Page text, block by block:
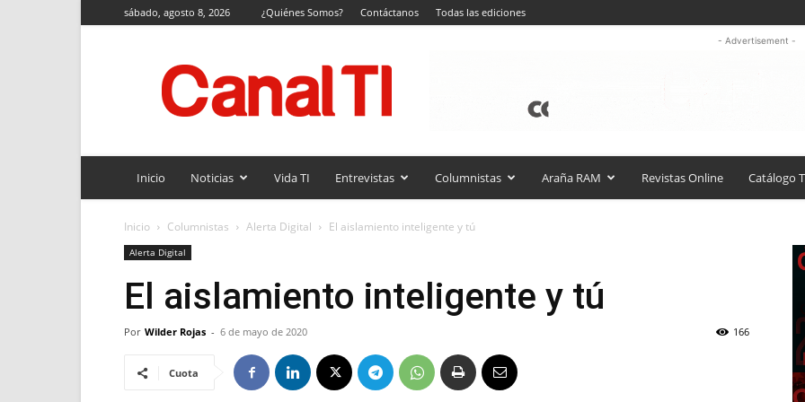
sábado, agosto 8, 2026 ¿Quiénes Somos? Contáctanos Todas las ediciones
TI
- Advertisement -
Inicio Noticias Vida TI Entrevistas Columnistas Araña RAM Revistas Online Catálogo
Inicio Columnistas Alerta Digital El aislamiento inteligente y tú
Alerta Digital
El aislamiento inteligente y tú
Por Wilder Rojas - 6 de mayo de 2020 166
Cuota